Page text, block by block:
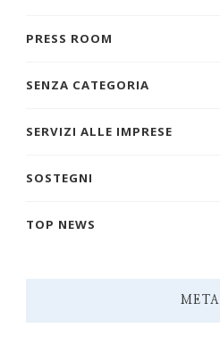
PRESS ROOM
SENZA CATEGORIA
SERVIZI ALLE IMPRESE
SOSTEGNI
TOP NEWS
META